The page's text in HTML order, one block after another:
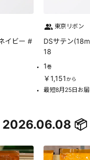
イビー #
東京リボン
DSサテン
18
1巻
￥1,151から
最短8月25日お
2026.06.08 📦